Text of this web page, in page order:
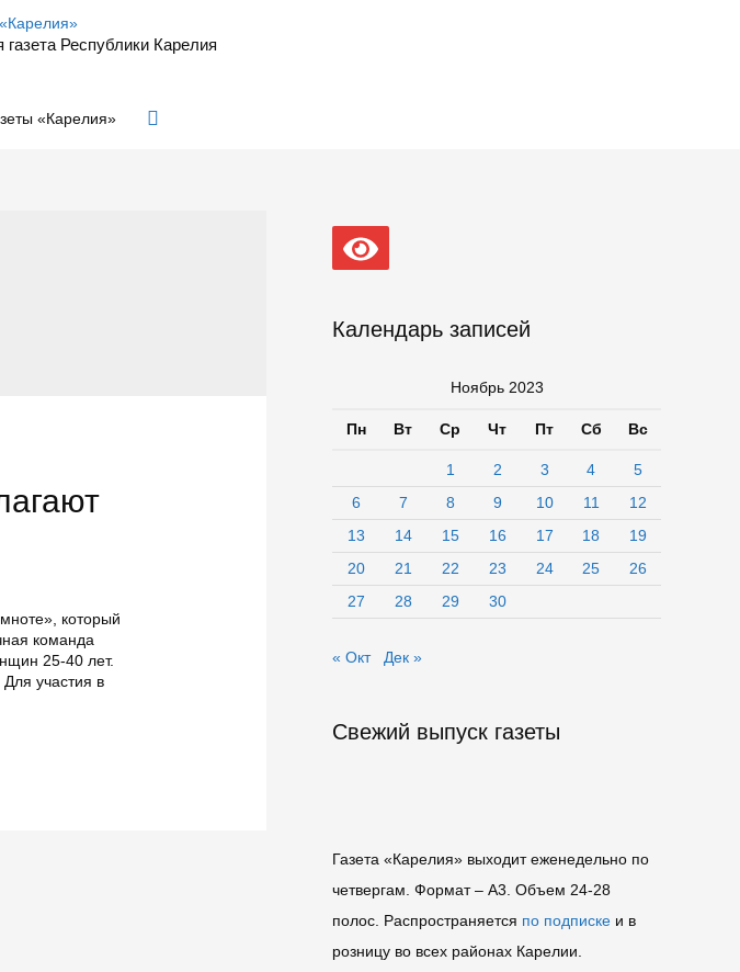
Республики Карелия
«Карелия» Поиск
который
команда
25-40 лет.
участия в
Календарь записей
Ноябрь 2023
Пн Вт Ср Чт Пт Сб Вс
1 2 3 4
5
6
7 8 9 10 11
12
13
14 15 16 17 18
19
20
21 22 23 24 25
26
27
28 29 30
« Окт Дек »
Свежий выпуск газеты
Газета «Карелия» выходит еженедельно по
четвергам. Формат – A3. Объем 24-28
полос. Распространяется по подписке и в
розницу во всех районах Карелии.